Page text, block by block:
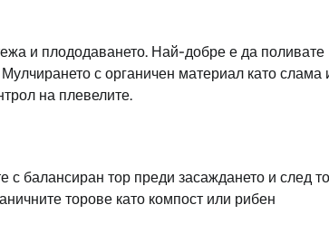
и плододаването. Най-добре е да поливате
с органичен материал като слама
на плевелите.
с балансиран тор преди засаждането и след
торове като компост или рибен